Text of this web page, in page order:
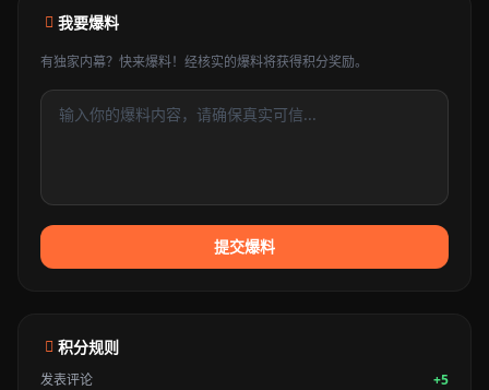
我要爆料
有独家内幕？快来爆料！经核实的爆料将获得积分奖励。
提交爆料
积分规则
发表评论
+5